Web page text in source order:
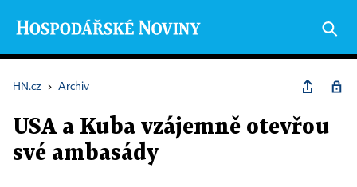
HN.cz › Archiv
USA a Kuba vzájemně otevřou
své ambasády